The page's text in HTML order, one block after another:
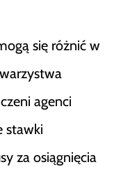
się różnić w
agenci
stawki
za osiągnięcia